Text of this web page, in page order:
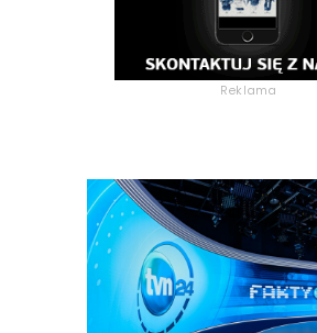
Reklama